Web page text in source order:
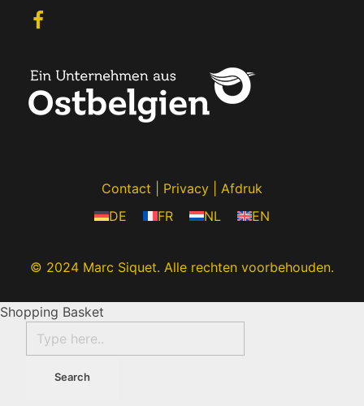
© 2024 Marc Siquet. Alle rechten voorbehouden.
DE FR NL EN
Contact Privacy Afdruk
Shopping Basket